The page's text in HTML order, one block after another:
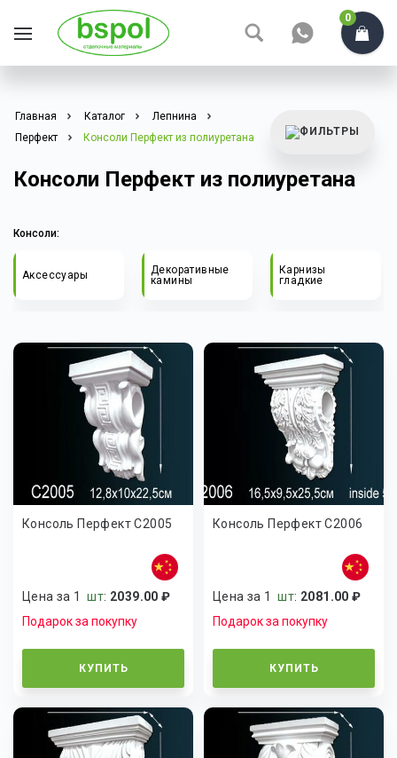
0
Главная Каталог
Лепнина
Перфект
Консоли Перфект из полиуретана
Консоли Перфект из полиуретана
Консоли:
Аксессуары
Декоративные
камины
Карнизы
гладкие
Консоль Перфект C2005
Цена за 1шт: 2039.00 ₽
Подарок за покупку
КУПИТЬ
Консоль Перфект C2006
Цена за 1шт: 2081.00 ₽
Подарок за покупку
КУПИТЬ